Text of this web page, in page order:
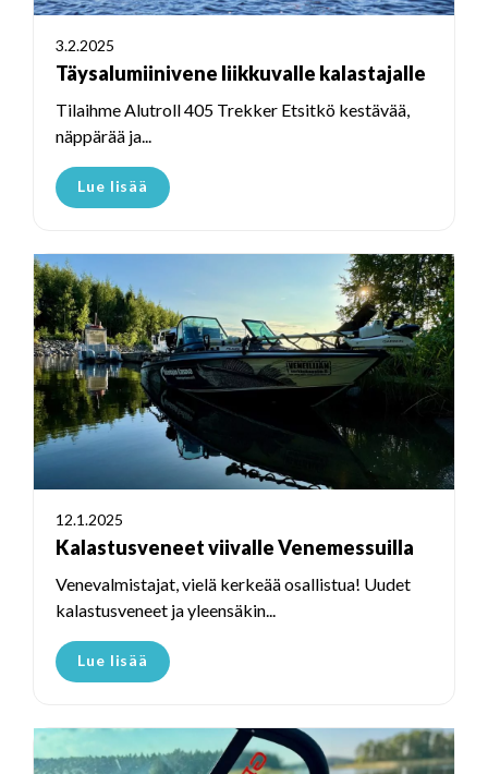
3.2.2025
Täysalumiinivene liikkuvalle kalastajalle
Tilaihme Alutroll 405 Trekker Etsitkö kestävää,
näppärää ja...
Lue lisää
12.1.2025
Kalastusveneet viivalle Venemessuilla
Venevalmistajat, vielä kerkeää osallistua! Uudet
kalastusveneet ja yleensäkin...
Lue lisää